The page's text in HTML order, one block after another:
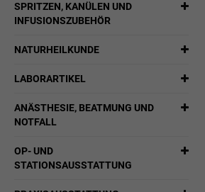
SPRITZEN, KANÜLEN UND
INFUSIONSZUBEHÖR
NATURHEILKUNDE
LABORARTIKEL
ANÄSTHESIE, BEATMUNG UND
NOTFALL
OP- UND
STATIONSAUSSTATTUNG